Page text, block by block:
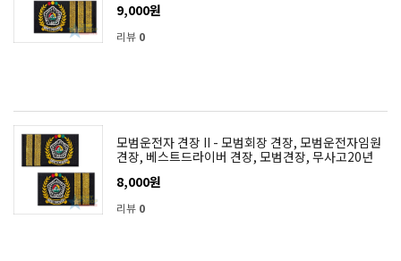
9,000원
리뷰 0
모범운전자 견장 II - 모범회장 견장, 모범운전자임원
견장, 베스트드라이버 견장, 모범견장, 무사고20년
8,000원
리뷰 0